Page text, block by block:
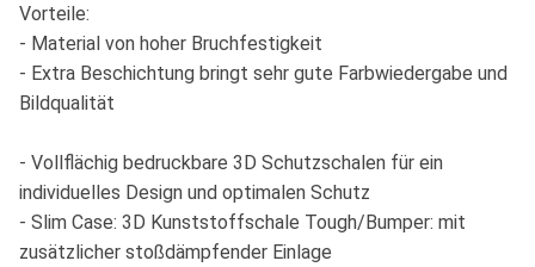
Vorteile:
- Material von hoher Bruchfestigkeit
- Extra Beschichtung bringt sehr gute Farbwiedergabe und
Bildqualität
- Vollflächig bedruckbare 3D Schutzschalen für ein
individuelles Design und optimalen Schutz
- Slim Case: 3D Kunststoffschale Tough/Bumper: mit
zusätzlicher stoßdämpfender Einlage